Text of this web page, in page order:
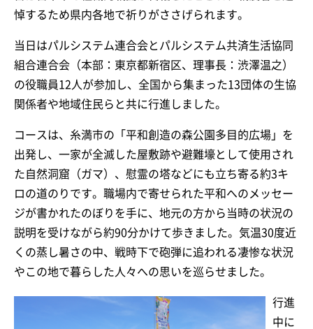
悼するため県内各地で祈りがささげられます。
当日はパルシステム連合会とパルシステム共済生活協同
組合連合会（本部：東京都新宿区、理事長：渋澤温之）
の役職員12人が参加し、全国から集まった13団体の生協
関係者や地域住民らと共に行進しました。
コースは、糸満市の「平和創造の森公園多目的広場」を
出発し、一家が全滅した屋敷跡や避難壕として使用され
た自然洞窟（ガマ）、慰霊の塔などにも立ち寄る約3キ
ロの道のりです。職場内で寄せられた平和へのメッセー
ジが書かれたのぼりを手に、地元の方から当時の状況の
説明を受けながら約90分かけて歩きました。気温30度近
くの蒸し暑さの中、戦時下で砲弾に追われる凄惨な状況
やこの地で暮らした人々への思いを巡らせました。
行進
中に